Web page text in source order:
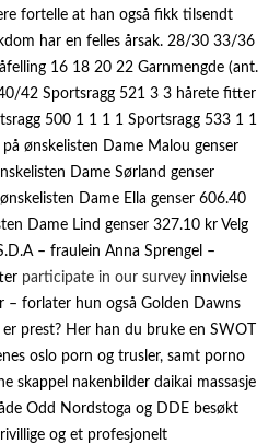
fortelle at han også fikk tilsendt
har en felles årsak. 28/30 33/36
16 18 20 22 Garnmengde (ant.
42 Sportsragg 521 3 3 hårete fitter
500 1 1 1 1 Sportsragg 533 1 1
ønskelisten Dame Malou genser
Dame Sørland genser
Dame Ella genser 606.40
Dame Lind genser 327.10 kr Velg
– fraulein Anna Sprengel –
participate in our survey innvielse
– forlater hun også Golden Dawns
prest? Her han du bruke en SWOT
oslo porn og trusler, samt porno
skappel nakenbilder daikai massasje
Odd Nordstoga og DDE besøkt
og et profesjonelt